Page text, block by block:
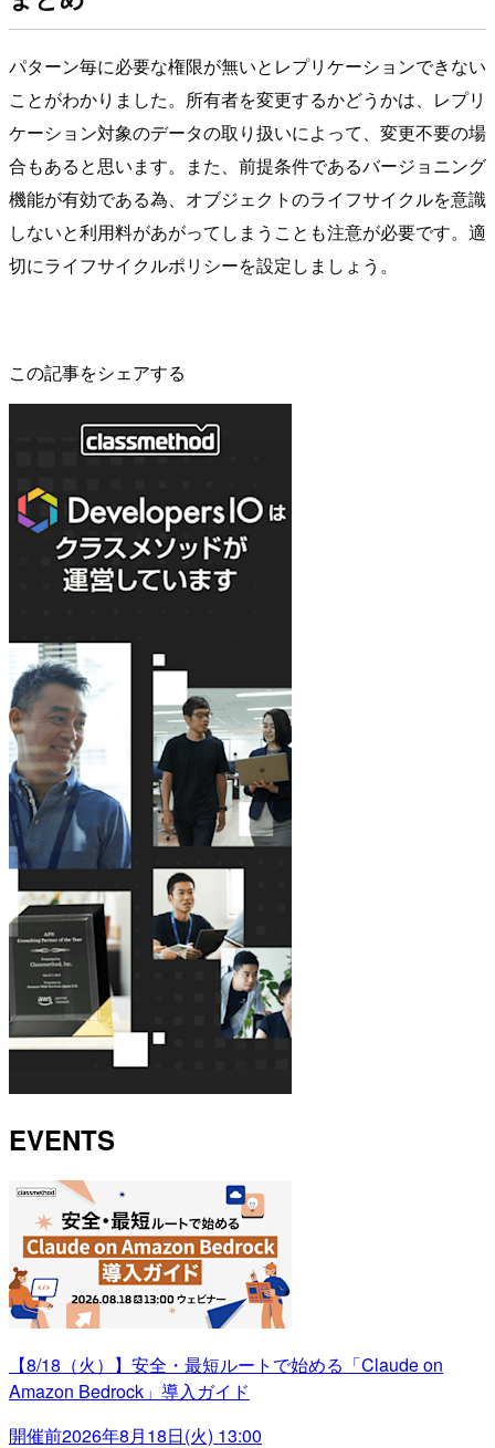
パターン毎に必要な権限が無いとレプリケーションできない
ことがわかりました。所有者を変更するかどうかは、レプリ
ケーション対象のデータの取り扱いによって、変更不要の場
合もあると思います。また、前提条件であるバージョニング
機能が有効である為、オブジェクトのライフサイクルを意識
しないと利用料があがってしまうことも注意が必要です。適
切にライフサイクルポリシーを設定しましょう。
この記事をシェアする
EVENTS
【8/18（火）】安全・最短ルートで始める「Claude on
Amazon Bedrock」導入ガイド
開催前2026年8月18日(火) 13:00